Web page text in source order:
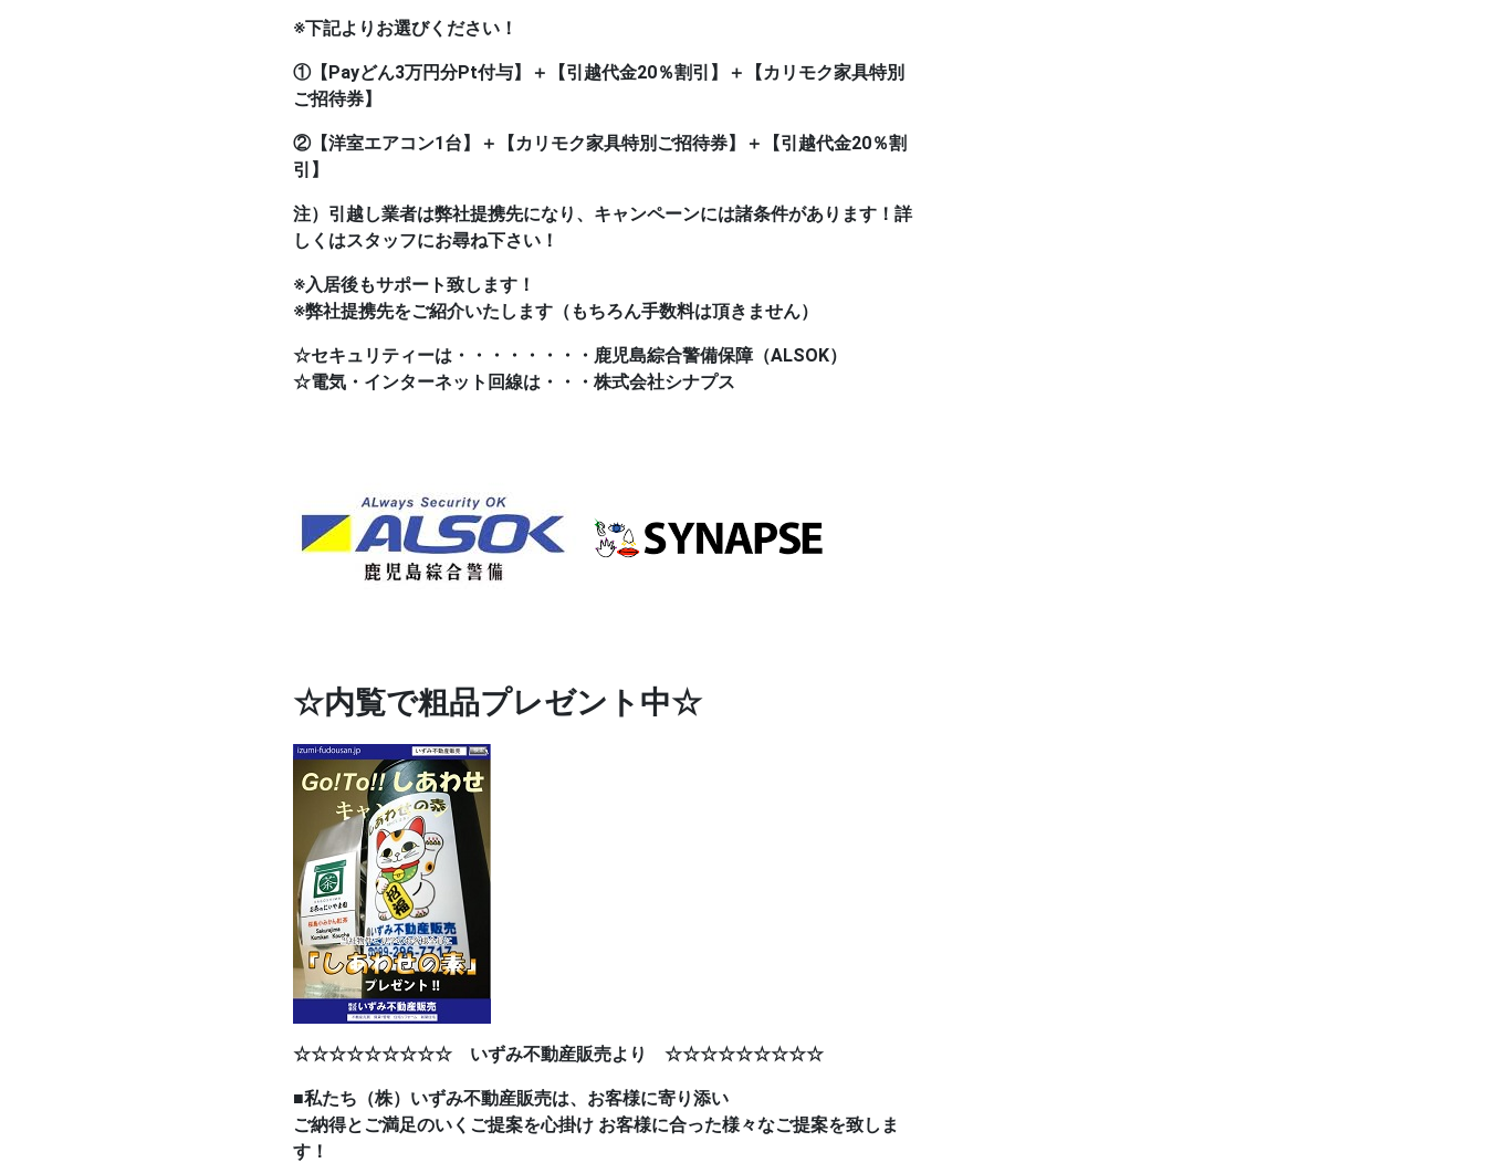
※下記よりお選びください！
①【Payどん3万円分Pt付与】＋【引越代金20％割引】＋【カリモク家具特別
ご招待券】
②【洋室エアコン1台】＋【カリモク家具特別ご招待券】＋【引越代金20％割
引】
注）引越し業者は弊社提携先になり、キャンペーンには諸条件があります！詳
しくはスタッフにお尋ね下さい！
※入居後もサポート致します！
※弊社提携先をご紹介いたします（もちろん手数料は頂きません）
☆セキュリティーは・・・・・・・・鹿児島綜合警備保障（ALSOK）
☆電気・インターネット回線は・・・株式会社シナプス
☆内覧で粗品プレゼント中☆
☆☆☆☆☆☆☆☆☆ いずみ不動産販売より ☆☆☆☆☆☆☆☆☆
■私たち（株）いずみ不動産販売は、お客様に寄り添い
ご納得とご満足のいくご提案を心掛け お客様に合った様々なご提案を致しま
す！